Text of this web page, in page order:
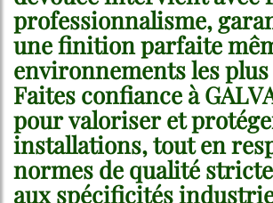
professionnalisme,
une finition parfaite
environnements les
Faites confiance à
pour valoriser et
installations, tout en
normes de qualité
aux spécificités